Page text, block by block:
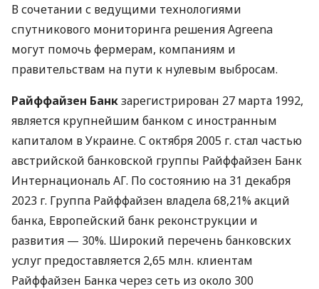
В сочетании с ведущими технологиями
спутникового мониторинга решения Agreena
могут помочь фермерам, компаниям и
правительствам на пути к нулевым выбросам.
Райффайзен Банкзарегистрирован 27 марта 1992,
является крупнейшим банком с иностранным
капиталом в Украине. С октября 2005 г. стал частью
австрийской банковской группы Райффайзен Банк
Интернациональ АГ. По состоянию на 31 декабря
2023 г. Группа Райффайзен владела 68,21% акций
банка, Европейский банк реконструкции и
развития — 30%. Широкий перечень банковских
услуг предоставляется 2,65 млн. клиентам
Райффайзен Банка через сеть из около 300